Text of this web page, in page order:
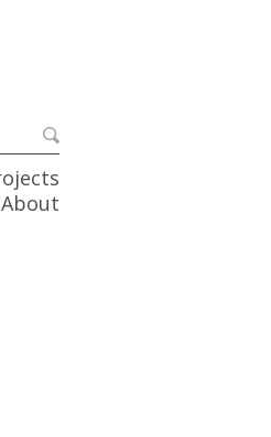
About